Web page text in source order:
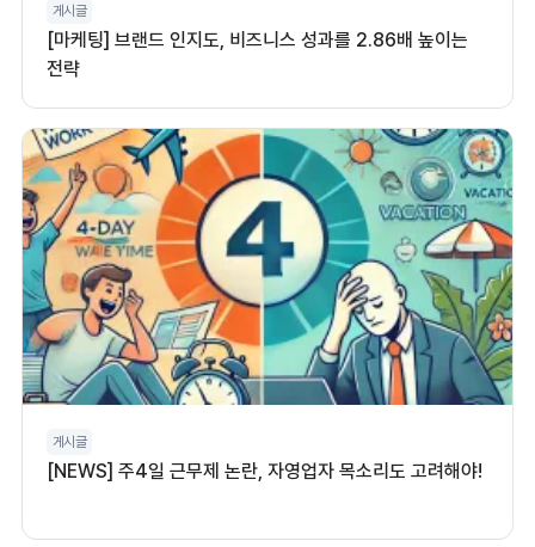
게시글
[마케팅] 브랜드 인지도, 비즈니스 성과를 2.86배 높이는
전략
게시글
[NEWS] 주4일 근무제 논란, 자영업자 목소리도 고려해야!